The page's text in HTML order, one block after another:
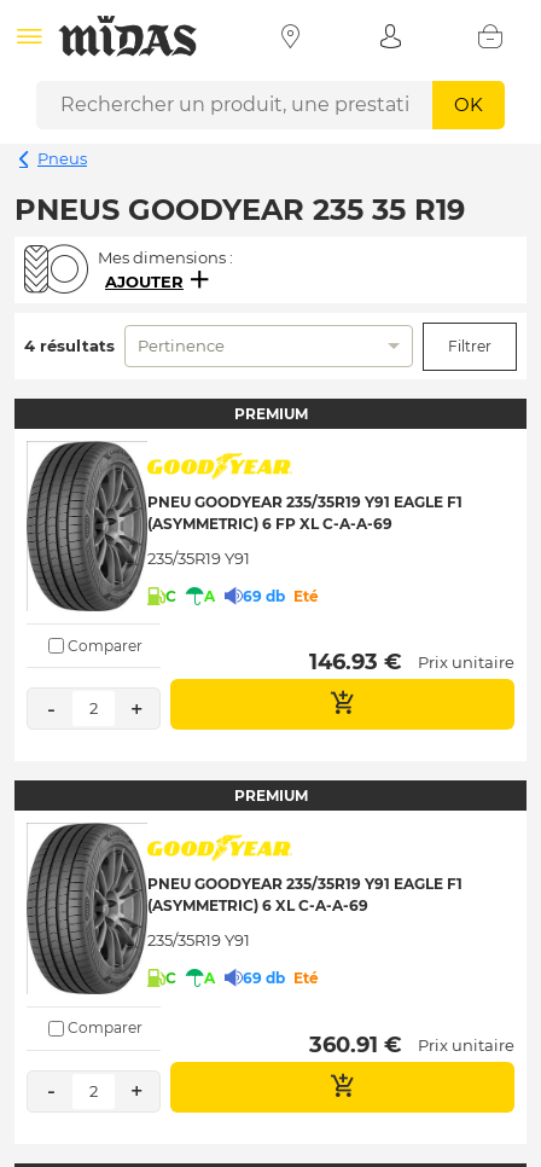
OK
Pneus
PNEUS GOODYEAR 235 35 R19
Mes dimensions :
AJOUTER
4 résultats Pertinence Filtrer
PREMIUM
PNEU GOODYEAR 235/35R19 Y91 EAGLE F1
(ASYMMETRIC) 6 FP XL C-A-A-69
235/35R19 Y91
C A 69 db Eté
Comparer
- 2 +
146.93 € Prix unitaire
PREMIUM
PNEU GOODYEAR 235/35R19 Y91 EAGLE F1
(ASYMMETRIC) 6 XL C-A-A-69
235/35R19 Y91
C A 69 db Eté
Comparer
- 2 +
360.91 € Prix unitaire